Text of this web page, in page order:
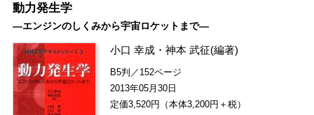
動力発生学
―エンジンのしくみから宇宙ロケットまで―
小口 幸成 ・神本 武征(編著)
B5判／152ページ
2013年05月30日
定価3,520円（本体3,200円＋税）